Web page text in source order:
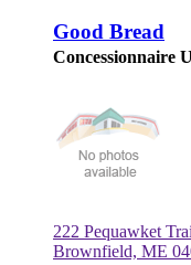
Good Bread
Concessionnaire
222 Pequawket
Brownfield, ME